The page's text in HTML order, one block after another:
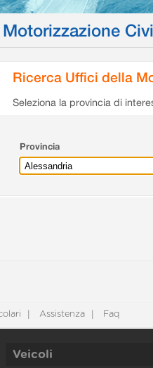
Ricerca Uffici della
Seleziona la provincia di
Provincia
Assistenza Faq
Veicoli